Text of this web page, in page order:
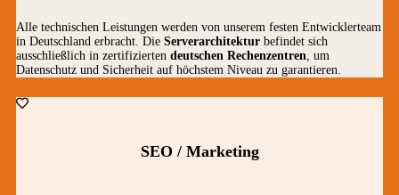
Alle technischen Leistungen werden von unserem festen Entwicklerteam
in Deutschland erbracht. Die Serverarchitektur befindet sich
ausschließlich in zertifizierten deutschen Rechenzentren, um
Datenschutz und Sicherheit auf höchstem Niveau zu garantieren.
SEO / Marketing